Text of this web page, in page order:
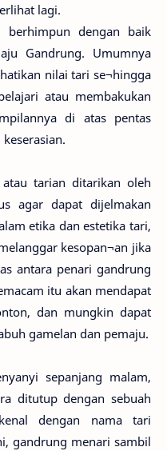
lagi.
berhimpun dengan baik
Gandrung. Umumnya
nilai tari se¬hingga
atau membakukan
di atas pentas
tarian ditarikan oleh
agar dapat dijelmakan
etika dan estetika tari,
kesopan¬an jika
antara penari gandrung
itu akan mendapat
dan mungkin dapat
gamelan dan pemaju.
sepanjang malam,
ditutup dengan sebuah
dengan nama tari
gandrung menari sambil